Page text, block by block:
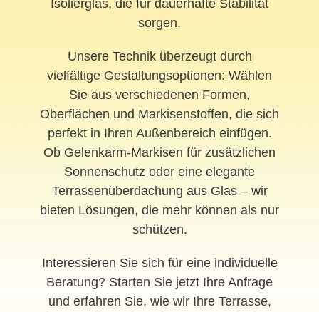
Isolierglas, die für dauerhafte Stabilität
sorgen.
Unsere Technik überzeugt durch
vielfältige Gestaltungsoptionen: Wählen
Sie aus verschiedenen Formen,
Oberflächen und Markisenstoffen, die sich
perfekt in Ihren Außenbereich einfügen.
Ob Gelenkarm-Markisen für zusätzlichen
Sonnenschutz oder eine elegante
Terrassenüberdachung aus Glas – wir
bieten Lösungen, die mehr können als nur
schützen.
Interessieren Sie sich für eine individuelle
Beratung? Starten Sie jetzt Ihre Anfrage
und erfahren Sie, wie wir Ihre Terrasse,